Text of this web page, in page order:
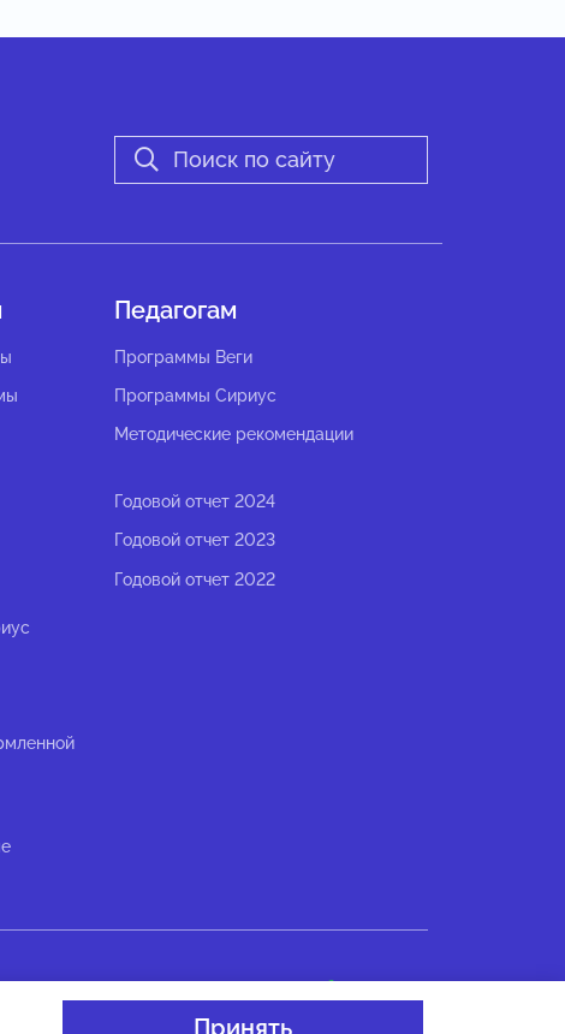
Педагогам
Программы Веги
Программы Сириус
Методические рекомендации
Годовой отчет 2024
Годовой отчет 2023
Годовой отчет 2022
Принять